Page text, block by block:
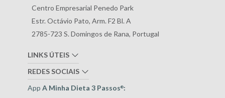
Centro Empresarial Penedo Park
Estr. Octávio Pato, Arm. F2 Bl. A
2785-723 S. Domingos de Rana, Portugal
LINKS ÚTEIS
REDES SOCIAIS
App A Minha Dieta 3 Passos®: